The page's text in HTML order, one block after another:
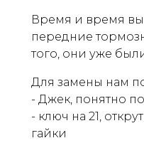
Время и время
передние
того, они уже
Для замены нам
- Джек, понятно
- ключ на 21,
гайки